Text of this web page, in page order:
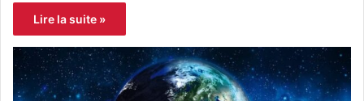
Lire la suite »